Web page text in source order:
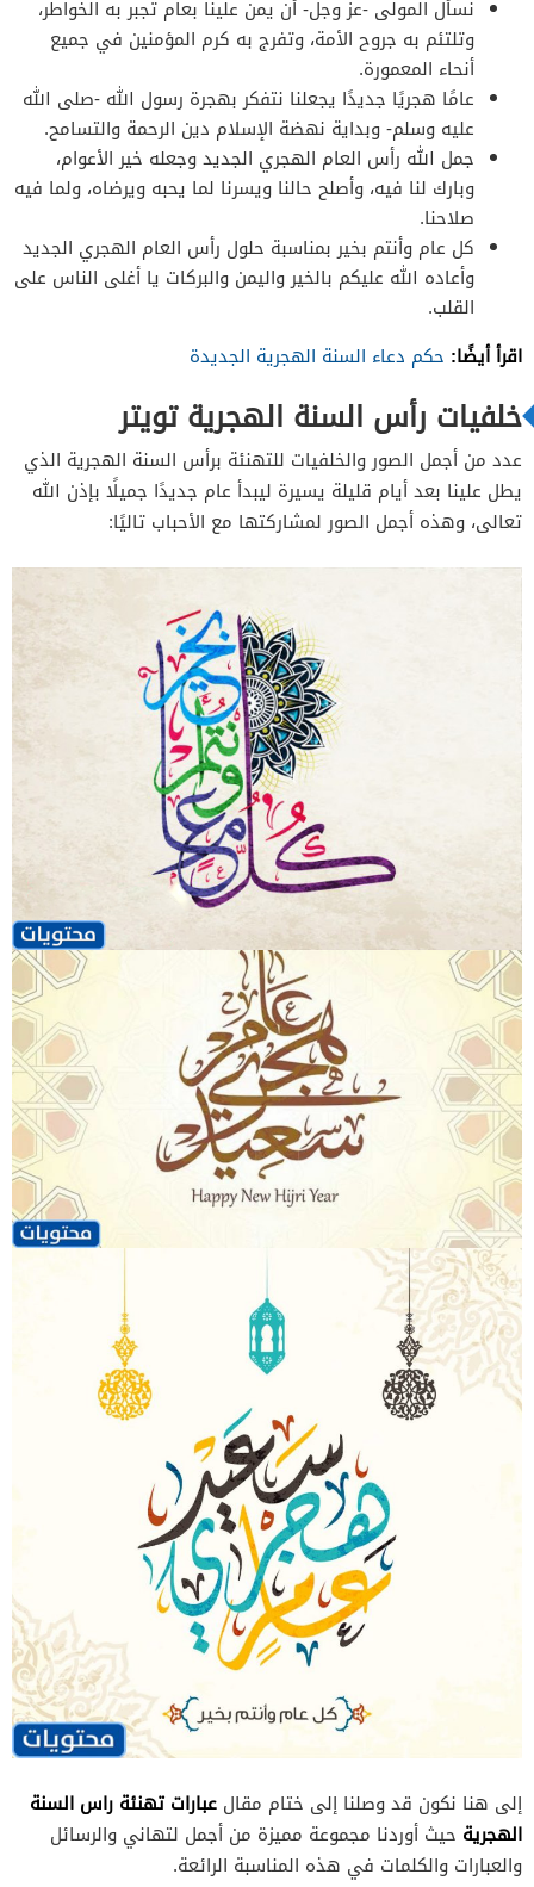
نسأل المولى -عز وجل- أن يمن علينا بعام تجبر به الخواطر،
وتلتئم به جروح الأمة، وتفرج به كرم المؤمنين في جميع
أنحاء المعمورة.
عامًا هجريًا جديدًا يجعلنا نتفكر بهجرة رسول الله -صلى الله
عليه وسلم- وبداية نهضة الإسلام دين الرحمة والتسامح.
جمل الله رأس العام الهجري الجديد وجعله خير الأعوام،
وبارك لنا فيه، وأصلح حالنا ويسرنا لما يحبه ويرضاه، ولما فيه
صلاحنا.
كل عام وأنتم بخير بمناسبة حلول رأس العام الهجري الجديد
وأعاده الله عليكم بالخير واليمن والبركات يا أغلى الناس على
القلب.
اقرأ أيضًا: حكم دعاء السنة الهجرية الجديدة
خلفيات رأس السنة الهجرية تويتر
عدد من أجمل الصور والخلفيات للتهنئة برأس السنة الهجرية الذي
يطل علينا بعد أيام قليلة يسيرة ليبدأ عام جديدًا جميلًا بإذن الله
تعالى، وهذه أجمل الصور لمشاركتها مع الأحباب تاليًا:
إلى هنا نكون قد وصلنا إلى ختام مقال عبارات تهنئة راس السنة
الهجرية حيث أوردنا مجموعة مميزة من أجمل لتهاني والرسائل
والعبارات والكلمات في هذه المناسبة الرائعة.